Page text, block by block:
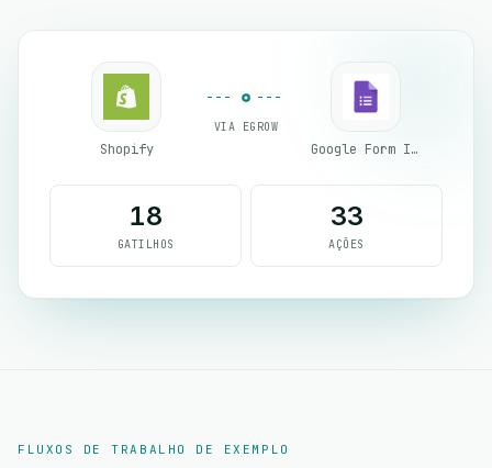
Shopify
VIA EGROW
Google Form Integration
18
GATILHOS
33
AÇÕES
FLUXOS DE TRABALHO DE EXEMPLO